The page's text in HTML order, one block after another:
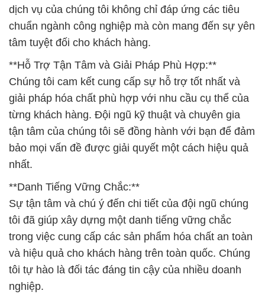
dịch vụ của chúng tôi không chỉ đáp ứng các tiêu
chuẩn ngành công nghiệp mà còn mang đến sự yên
tâm tuyệt đối cho khách hàng.
**Hỗ Trợ Tận Tâm và Giải Pháp Phù Hợp:**
Chúng tôi cam kết cung cấp sự hỗ trợ tốt nhất và
giải pháp hóa chất phù hợp với nhu cầu cụ thể của
từng khách hàng. Đội ngũ kỹ thuật và chuyên gia
tận tâm của chúng tôi sẽ đồng hành với bạn để đảm
bảo mọi vấn đề được giải quyết một cách hiệu quả
nhất.
**Danh Tiếng Vững Chắc:**
Sự tận tâm và chú ý đến chi tiết của đội ngũ chúng
tôi đã giúp xây dựng một danh tiếng vững chắc
trong việc cung cấp các sản phẩm hóa chất an toàn
và hiệu quả cho khách hàng trên toàn quốc. Chúng
tôi tự hào là đối tác đáng tin cậy của nhiều doanh
nghiệp.